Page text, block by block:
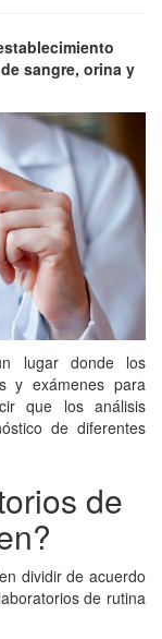
sangre, orina y
lugar donde los
y exámenes para
que los análisis
de diferentes
de
dividir de acuerdo
de rutina